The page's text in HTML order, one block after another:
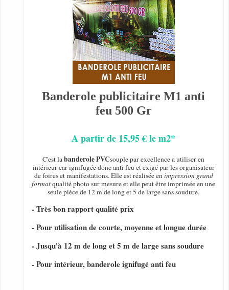
Banderole publicitaire M1 anti
feu 500 Gr
A partir de 15,95 € le m2*
C'est labanderole PVCsouple par excellence a utiliser en
intérieur car ignifugée donc anti feu et exigé par les organisateur
de foires et manifestations. Elle est réalisée enimpression grand
formatqualité photo sur mesure et elle peut être imprimée en une
seule pièce de 12 m de long et 5 de large sans soudure.
- Très bon rapport qualité prix
- Pour utilisation de courte, moyenne et longue durée
- Jusqu'à 12 m de long et 5 m de large sans soudure
- Pour intérieur, banderole ignifugé anti feu